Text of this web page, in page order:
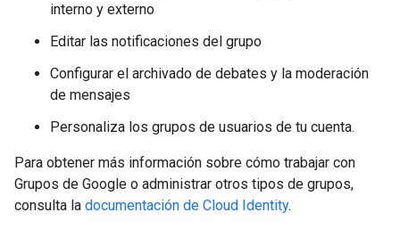
interno y externo
Editar las notificaciones del grupo
Configurar el archivado de debates y la moderación
de mensajes
Personaliza los grupos de usuarios de tu cuenta.
Para obtener más información sobre cómo trabajar con
Grupos de Google o administrar otros tipos de grupos,
consulta la documentación de Cloud Identity.